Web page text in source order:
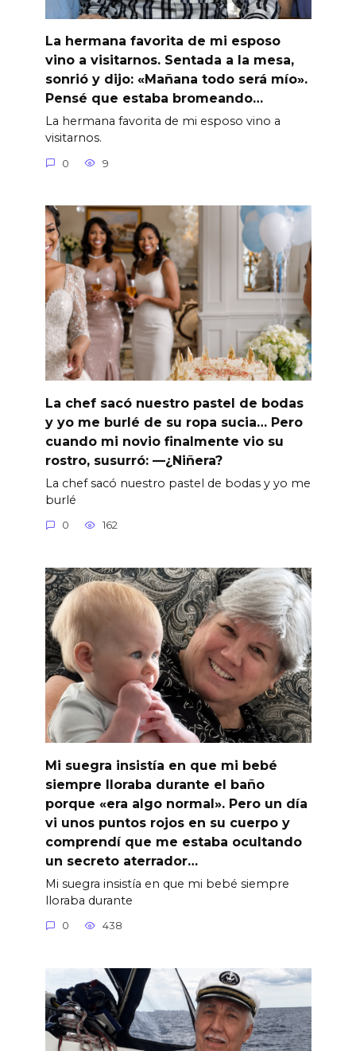
La hermana favorita de mi esposo
vino a visitarnos. Sentada a la mesa,
sonrió y dijo: «Mañana todo será mío».
Pensé que estaba bromeando…
La hermana favorita de mi esposo vino a
visitarnos.
0 9
La chef sacó nuestro pastel de bodas
y yo me burlé de su ropa sucia… Pero
cuando mi novio finalmente vio su
rostro, susurró: —¿Niñera?
La chef sacó nuestro pastel de bodas y yo me
burlé
0 162
Mi suegra insistía en que mi bebé
siempre lloraba durante el baño
porque «era algo normal». Pero un día
vi unos puntos rojos en su cuerpo y
comprendí que me estaba ocultando
un secreto aterrador…
Mi suegra insistía en que mi bebé siempre
lloraba durante
0 438